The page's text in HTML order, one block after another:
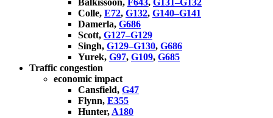
Colle, E72, G132, G140–G141
Damerla, G686
Scott, G127–G129
Singh, G129–G130, G686
Yurek, G97, G109, G685
Traffic congestion
economic impact
Cansfield, G47
Flynn, E355
Hunter, A180